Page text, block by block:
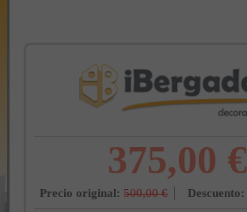
375,00 €
Precio original: 500,00 € Descuento: